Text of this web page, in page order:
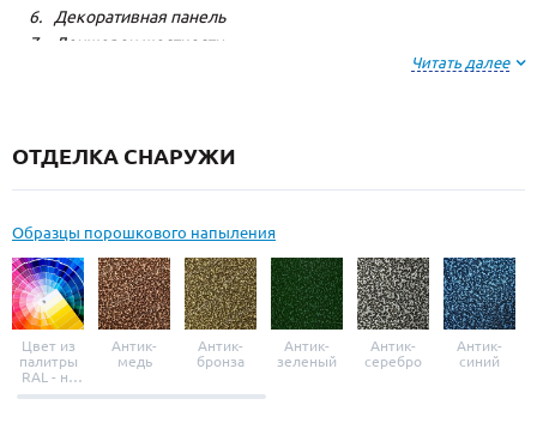
Декоративная панель
Лонжерон жесткости
Читать далее
ОТДЕЛКА СНАРУЖИ
Образцы порошкового напыления
Цвет из
палитры
RAL - на
выбор
Антик-
медь
Антик-
бронза
Антик-
зеленый
Антик-
серебро
Антик-
синий